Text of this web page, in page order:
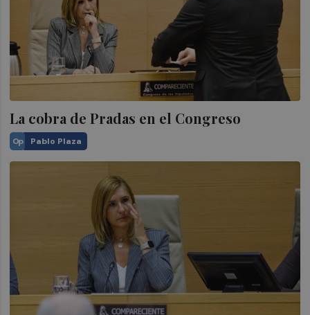
La cobra de Pradas en el Congreso
Op Pablo Plaza